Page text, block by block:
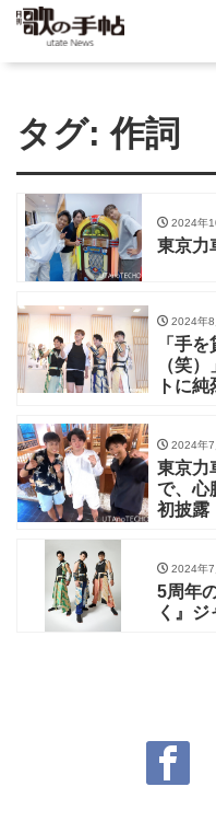
タグ:作詞
2024年
東京力
2024年8
「手
（笑
トに
2024年7
東京力
で、心
初披露
2024年7
5周年
く』